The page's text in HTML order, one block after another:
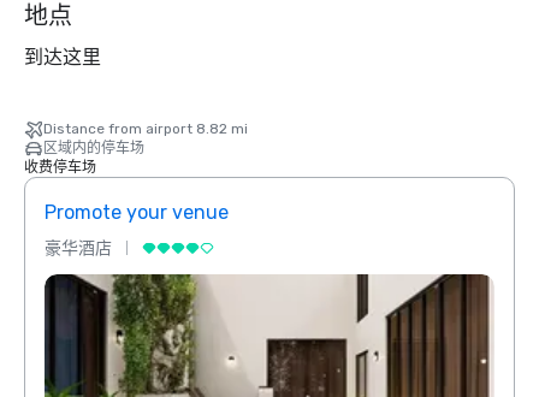
地点
到达这里
Distance from airport 8.82 mi
区域内的停车场
收费停车场
Promote your venue
豪华酒店